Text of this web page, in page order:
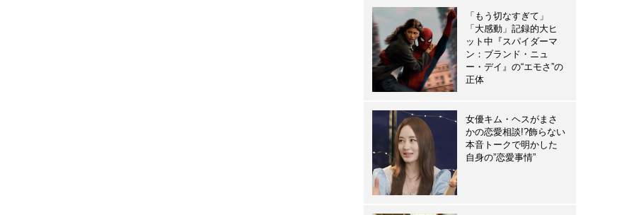
「もう切なすぎて」
「大感動」記録的大ヒ
ット中『スパイダーマ
ン：ブランド・ニュ
ー・デイ』の“エモさ”の
正体
女優キム・ヘスがまさ
かの恋愛相談!?飾らない
本音トークで明かした
自身の”恋愛事情”